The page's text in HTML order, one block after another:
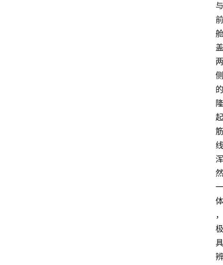
与
前
舱
盖
两
侧
的
隆
起
筋
线
浑
然
一
体
，
极
具
辨